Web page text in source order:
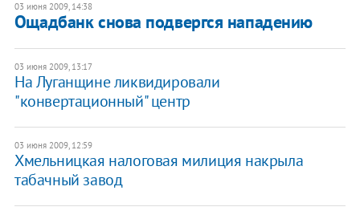
03 июня 2009, 14:38
Ощадбанк снова подвергся нападению
03 июня 2009, 13:17
На Луганщине ликвидировали
"конвертационный" центр
03 июня 2009, 12:59
Хмельницкая налоговая милиция накрыла
табачный завод